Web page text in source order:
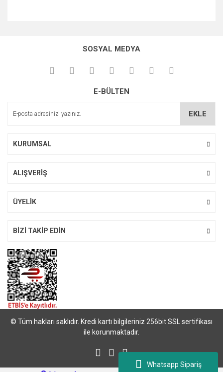
Whatsapp Sipariş
kullanarak tarafımıza iletebilirsiniz.
Görüş ve önerileriniz için teşekkür ederiz.
Ürün açıklamasında eksik bilgiler bulunuyor.
SOSYAL MEDYA
E-BÜLTEN
EKLE
KURUMSAL
ALIŞVERİŞ
ÜYELİK
BİZİ TAKİP EDİN
© Tüm hakları saklıdır. Kredi kartı bilgileriniz 256bit SSL sertifikası
ile korunmaktadır.